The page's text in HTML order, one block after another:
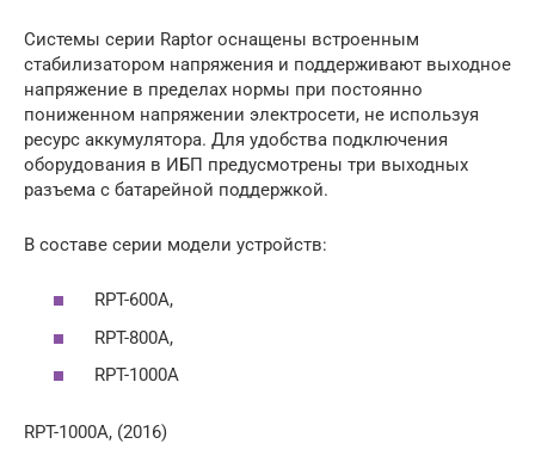
Системы серии Raptor оснащены встроенным
стабилизатором напряжения и поддерживают выходное
напряжение в пределах нормы при постоянно
пониженном напряжении электросети, не используя
ресурс аккумулятора. Для удобства подключения
оборудования в ИБП предусмотрены три выходных
разъема с батарейной поддержкой.
В составе серии модели устройств:
RPT-600A,
RPT-800A,
RPT-1000A
RPT-1000A, (2016)